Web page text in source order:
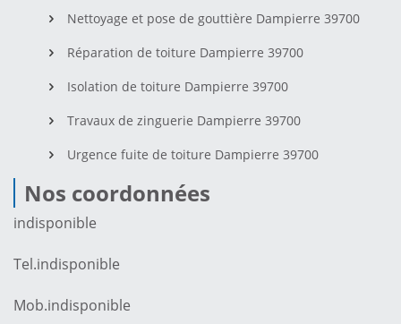
Nettoyage et pose de gouttière Dampierre 39700
Réparation de toiture Dampierre 39700
Isolation de toiture Dampierre 39700
Travaux de zinguerie Dampierre 39700
Urgence fuite de toiture Dampierre 39700
Nos coordonnées
indisponible
Tel.indisponible
Mob.indisponible